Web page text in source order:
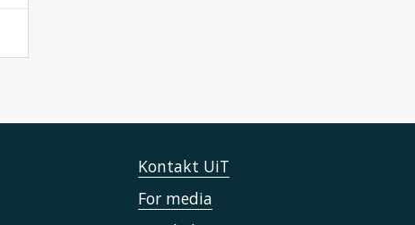
Kontakt UiT
For media